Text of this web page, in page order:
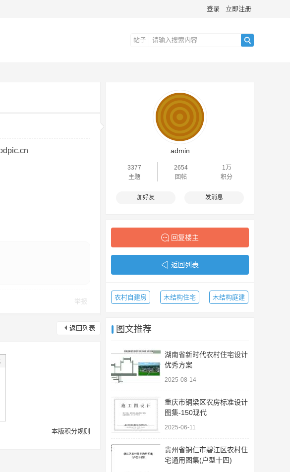
登录 立即注册
帖子
举报
返回列表
本版积分规则
admin
3377
主题
2654
回帖
1万
积分
加好友 发消息
回复楼主
返回列表
农村自建房 木结构住宅 木结构庭建
图文推荐
湖南省新时代农村住宅设计
优秀方案
2025-08-14
重庆市铜梁区农房标准设计
图集-150现代
2025-06-11
贵州省铜仁市碧江区农村住
宅通用图集(户型十四)